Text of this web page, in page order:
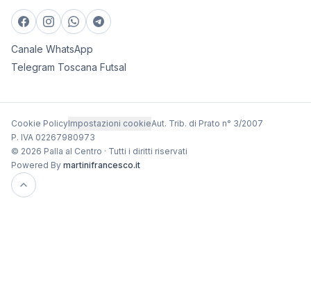
Canale WhatsApp
Telegram Toscana Futsal
Cookie PolicyImpostazioni cookieAut. Trib. di Prato n° 3/2007
P. IVA 02267980973
© 2026 Palla al Centro · Tutti i diritti riservati
Powered By martinifrancesco.it